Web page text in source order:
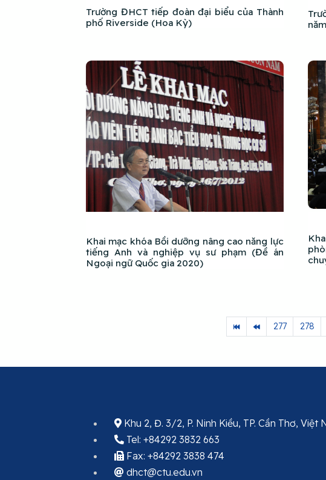
Trường ĐHCT tiếp đoàn đại biểu của Thành
phố Riverside (Hoa Kỳ)
Khai mạc khóa Bồi dưỡng nâng cao năng lực
tiếng Anh và nghiệp vụ sư phạm (Đề án
Ngoại ngữ Quốc gia 2020)
277 278
Khu 2, Đ. 3/2, P. Ninh Kiều, TP. Cần Thơ, Việt
Tel: +84292 3832 663
Fax: +84292 3838 474
dhct@ctu.edu.vn